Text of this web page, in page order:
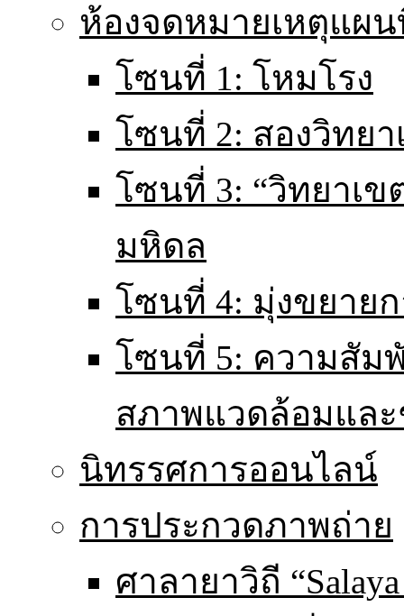
ห้องจดหมายเหตุแผ
โซนที่ 1: โหมโรง
โซนที่ 2: สองวิทย
โซนที่ 3: “วิทยาเ
มหิดล
โซนที่ 4: มุ่งขยาย
โซนที่ 5: ความสัม
สภาพแวดล้อมแล
นิทรรศการออนไลน์
การประกวดภาพถ่าย
ศาลายาวิถี